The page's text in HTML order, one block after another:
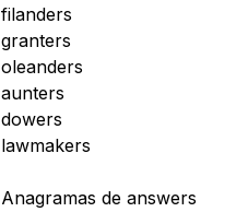
filanders
granters
oleanders
aunters
dowers
lawmakers
Anagramas de answers